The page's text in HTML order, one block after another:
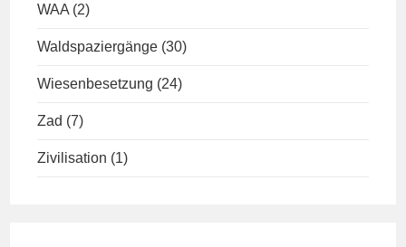
WAA (2)
Waldspaziergänge (30)
Wiesenbesetzung (24)
Zad (7)
Zivilisation (1)